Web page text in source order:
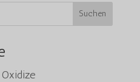
Suchen